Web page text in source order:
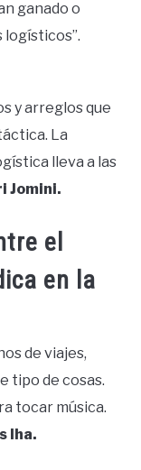
ganado o
y arreglos que
La
lleva a las
Jomini.
el
en la
de viajes,
tipo de cosas.
tocar música.
Iha.